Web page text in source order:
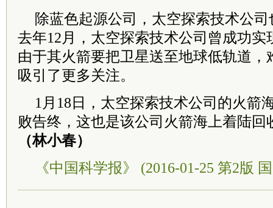
除蓝色起源公司，太空探索技术公
去年12月，太空探索技术公司曾成功实
由于其火箭要把卫星送至地球低轨道，
吸引了更多关注。
1月18日，太空探索技术公司的火箭
败告终，这也是该公司火箭海上着陆回
（林小春）
《中国科学报》 (2016-01-25 第2版